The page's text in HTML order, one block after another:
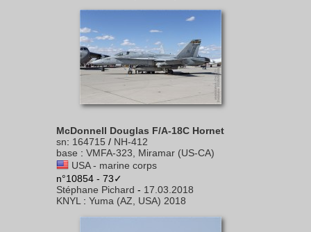
McDonnell Douglas F/A-18C Hornet
sn: 164715 / NH-412
base : VMFA-323, Miramar (US-CA)
USA - marine corps
n°10854 - 73✓
Stéphane Pichard - 17.03.2018
KNYL : Yuma (AZ, USA) 2018